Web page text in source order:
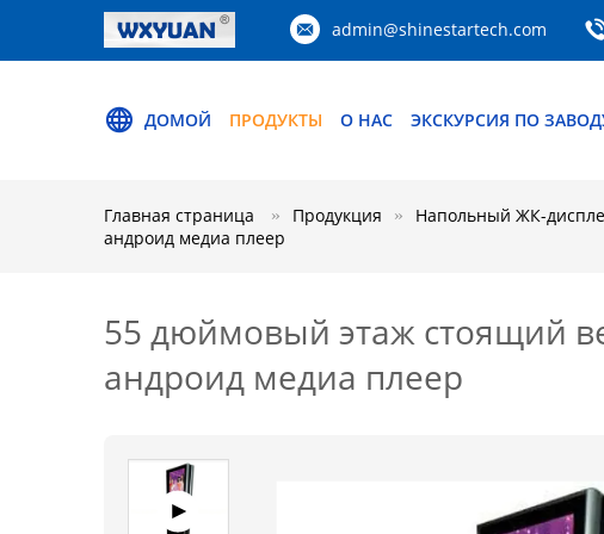
admin@shinestartech.com
ДОМОЙ ПРОДУКТЫ О НАС ЭКСКУРСИЯ ПО
Главная страница Продукция Напольный ЖК-
андроид медиа плеер
55 дюймовый этаж стоящий
андроид медиа плеер